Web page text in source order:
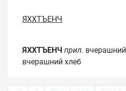
ЯХХТЪЕНЧ
ЯХХТЪЕНЧ прил.
вчерашний хлеб